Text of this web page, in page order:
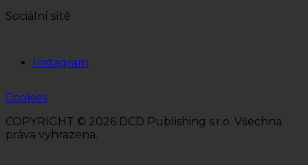
Sociální sítě
Instagram
Cookies
COPYRIGHT © 2026 DCD Publishing s.r.o. Všechna
práva vyhrazena.